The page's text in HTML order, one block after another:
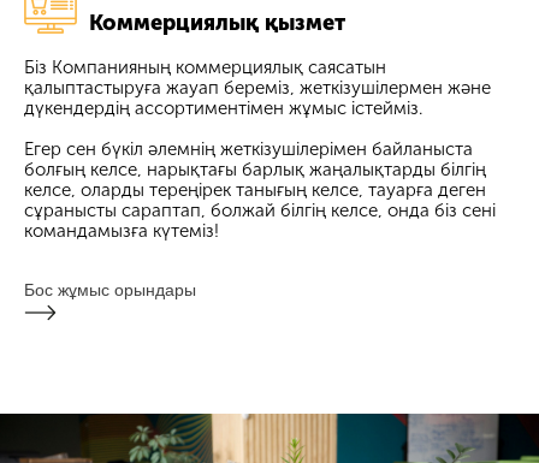
Коммерциялық қызмет
Біз Компанияның коммерциялық саясатын
қалыптастыруға жауап береміз, жеткізушілермен және
дүкендердің ассортиментімен жұмыс істейміз.
Егер сен бүкіл әлемнің жеткізушілерімен байланыста
болғың келсе, нарықтағы барлық жаңалықтарды білгің
келсе, оларды тереңірек танығың келсе, тауарға деген
сұранысты сараптап, болжай білгің келсе, онда біз сені
командамызға күтеміз!
Бос жұмыс орындары